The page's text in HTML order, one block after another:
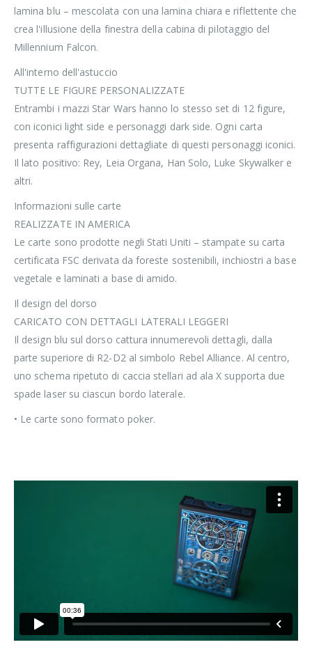
lamina blu – mescolata con una lamina chiara e riflettente che
crea l'illusione della finestra della cabina di pilotaggio del
Millennium Falcon.
All'interno dell'astuccio
TUTTE LE FIGURE PERSONALIZZATE
Entrambi i mazzi Star Wars hanno lo stesso set di 12 figure,
con iconici light side e personaggi dark side. Ogni carta
presenta raffigurazioni dettagliate di questi personaggi iconici.
Il lato positivo: Rey, Leia Organa, Han Solo, Luke Skywalker e
altri.
Informazioni sulle carte
REALIZZATE IN AMERICA
Le carte sono prodotte negli Stati Uniti – stampate su carta
certificata FSC derivata da foreste sostenibili, inchiostri a base
vegetale e laminati a base di amido.
Il design del dorso
CARICATO CON DETTAGLI LATERALI LEGGERI
Il design blu sul dorso cattura innumerevoli dettagli, dalla
parte superiore di R2-D2 al simbolo Rebel Alliance. Al centro,
uno schema ripetuto di caccia stellari ad ala X supporta due
spade laser su ciascun bordo laterale.
• Le carte sono formato poker.